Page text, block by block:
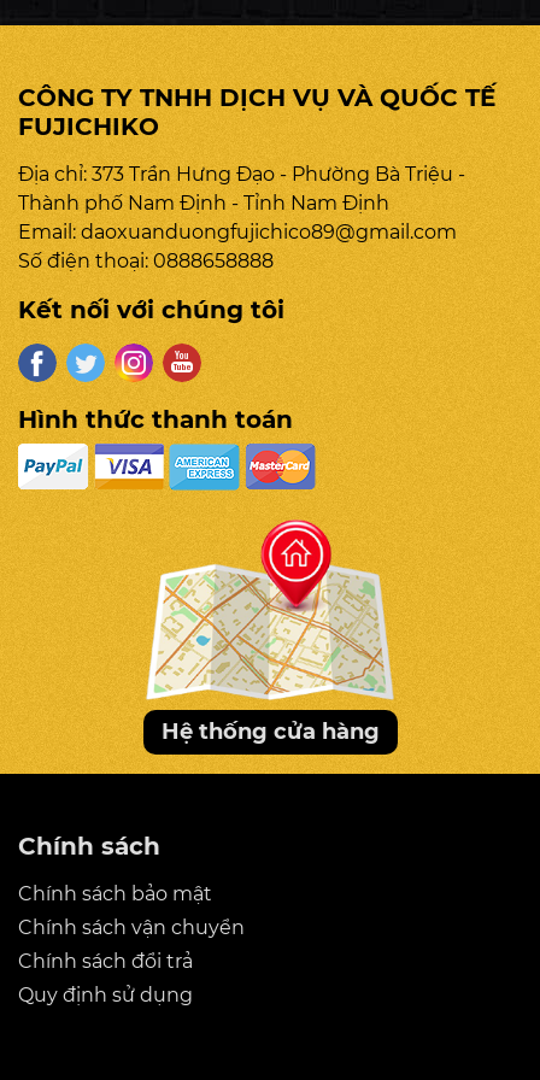
lượng
2.5kg
Bảo
hành
Tại trung tâm bảo hành chính
hãng và đại lý được ủy quyền
Tại Nhà…!Tùy theo sản phẩm
Bảo trì Trọn đời
CÔNG TY TNHH DỊCH VỤ VÀ QUỐC TẾ
FUJICHIKO
Địa chỉ: 373 Trần Hưng Đạo - Phường Bà Triệu -
Thành phố Nam Định - Tỉnh Nam Định
Email: daoxuanduongfujichico89@gmail.com
Số điện thoại: 0888658888
Kết nối với chúng tôi
Hình thức thanh toán
Hệ thống cửa hàng
Chính sách
Chính sách bảo mật
Chính sách vận chuyển
Chính sách đổi trả
Quy định sử dụng